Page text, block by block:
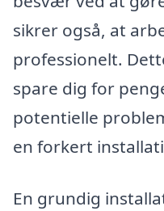
sikrer også, at
professionelt.
spare dig for
potentielle
en forkert
En grundig